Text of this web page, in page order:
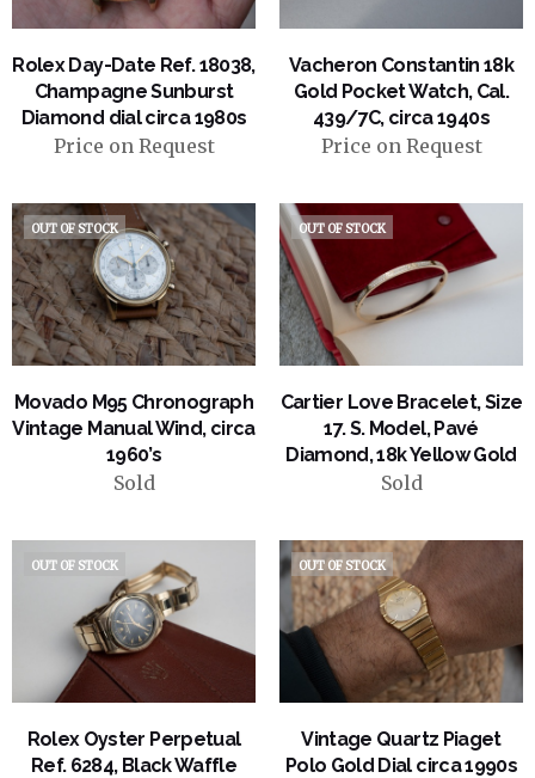
VIEW PRODUCT
Rolex Day-Date Ref. 18038,
Champagne Sunburst
Diamond dial circa 1980s
Price on Request
VIEW PRODUCT
Vacheron Constantin 18k
Gold Pocket Watch, Cal.
439/7C, circa 1940s
Price on Request
OUT OF STOCK
VIEW PRODUCT
Movado M95 Chronograph
Vintage Manual Wind, circa
1960’s
Sold
OUT OF STOCK
VIEW PRODUCT
Cartier Love Bracelet, Size
17. S. Model, Pavé
Diamond, 18k Yellow Gold
Sold
OUT OF STOCK
VIEW PRODUCT
Rolex Oyster Perpetual
Ref. 6284, Black Waffle
OUT OF STOCK
VIEW PRODUCT
Vintage Quartz Piaget
Polo Gold Dial circa 1990s